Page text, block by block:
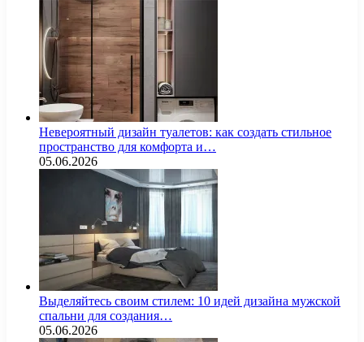
Невероятный дизайн туалетов: как создать стильное
пространство для комфорта и…
05.06.2026
Выделяйтесь своим стилем: 10 идей дизайна мужской
спальни для создания…
05.06.2026